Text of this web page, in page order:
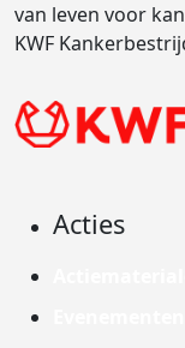
van leven voor
KWF
Acties